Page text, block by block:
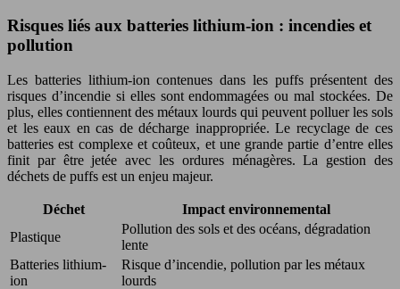
Risques liés aux batteries lithium-ion : incendies et
pollution
Les batteries lithium-ion contenues dans les puffs présentent des
risques d’incendie si elles sont endommagées ou mal stockées. De
plus, elles contiennent des métaux lourds qui peuvent polluer les sols
et les eaux en cas de décharge inappropriée. Le recyclage de ces
batteries est complexe et coûteux, et une grande partie d’entre elles
finit par être jetée avec les ordures ménagères. La gestion des
déchets de puffs est un enjeu majeur.
Déchet
Impact environnemental
Plastique
Pollution des sols et des océans, dégradation
lente
Batteries lithium-
ion
Risque d’incendie, pollution par les métaux
lourds